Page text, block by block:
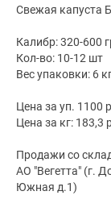
Свежая капуста
Калибр: 320-600
Кол-во: 10-12 шт
Вес упаковки: 6
Цена за уп. 1100
Цена за кг: 183,3
Продажи со
АО "Вегетта" (г.
Южная д.1)